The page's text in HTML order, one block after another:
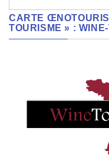
CARTE
TOURISME » :